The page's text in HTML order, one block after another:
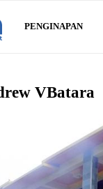
Sawarna.net
PENGINAPAN
VBatara